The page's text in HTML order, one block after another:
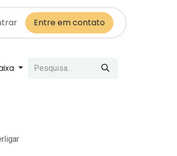
Entre em contato